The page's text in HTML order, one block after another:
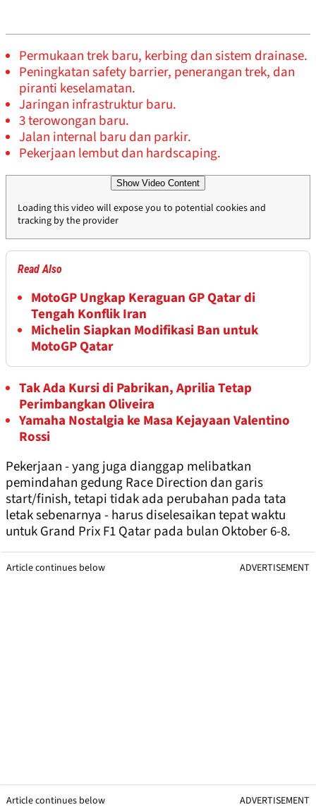
Permukaan trek baru, kerbing dan sistem drainase.
Peningkatan safety barrier, penerangan trek, dan
piranti keselamatan.
Jaringan infrastruktur baru.
3 terowongan baru.
Jalan internal baru dan parkir.
Pekerjaan lembut dan hardscaping.
Show Video Content
Loading this video will expose you to potential cookies and
tracking by the provider
Read Also
MotoGP Ungkap Keraguan GP Qatar di
Tengah Konflik Iran
Michelin Siapkan Modifikasi Ban untuk
MotoGP Qatar
Tak Ada Kursi di Pabrikan, Aprilia Tetap
Perimbangkan Oliveira
Yamaha Nostalgia ke Masa Kejayaan Valentino
Rossi
Pekerjaan - yang juga dianggap melibatkan
pemindahan gedung Race Direction dan garis
start/finish, tetapi tidak ada perubahan pada tata
letak sebenarnya - harus diselesaikan tepat waktu
untuk Grand Prix F1 Qatar pada bulan Oktober 6-8.
Article continues below ADVERTISEMENT
Article continues below ADVERTISEMENT